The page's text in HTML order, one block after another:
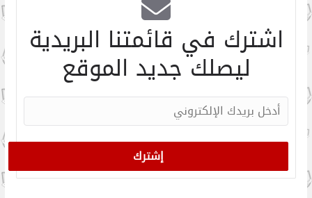
اشترك في قائمتنا البريدية
ليصلك جديد الموقع